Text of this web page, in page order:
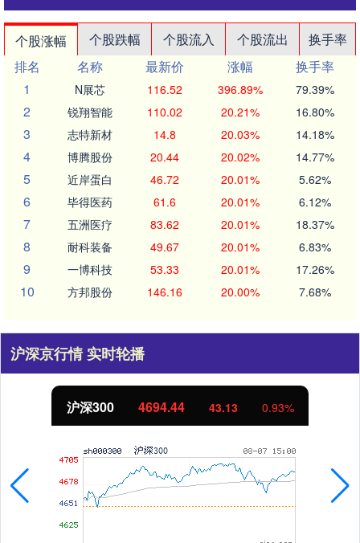
个股涨幅 个股跌幅 个股流入 个股流出
换手率
排名
名称 最新价 涨幅
换手率
1
N展芯 116.52 396.89% 79.39%
2 锐翔智能 110.02 20.21% 16.80%
3 志特新材 14.8 20.03% 14.18%
4 博腾股份 20.44 20.02% 14.77%
5 近岸蛋白 46.72 20.01% 5.62%
6 毕得医药 61.6 20.01% 6.12%
7 五洲医疗 83.62 20.01% 18.37%
8 耐科装备 49.67 20.01% 6.83%
9 一博科技 53.33 20.01% 17.26%
10 方邦股份 146.16 20.00% 7.68%
沪深京行情 实时轮播
沪深300 4694.44 43.13 0.93%